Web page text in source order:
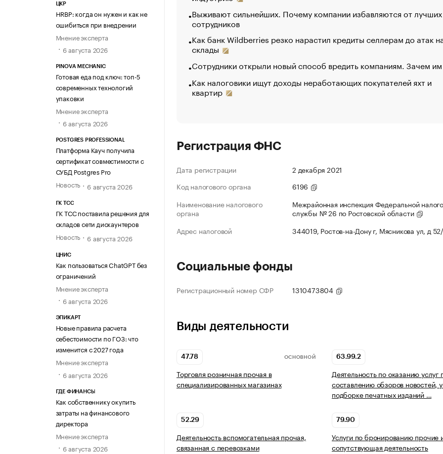
ЦКР
HRBP: когда он нужен и как не
ошибиться при внедрении
Мнение эксперта
6 августа 2026
PINOVA MECHANIC
Готовая еда под ключ: топ-5
современных технологий
упаковки
Мнение эксперта
6 августа 2026
POSTGRES PROFESSIONAL
Платформа Кауч получила
сертификат совместимости с
СУБД Postgres Pro
Новость
6 августа 2026
ГК ТСС
ГК ТСС поставила решения для
складов сети дискаунтеров
Новость
6 августа 2026
ЦНИС
Как пользоваться ChatGPT без
ограничений
Мнение эксперта
6 августа 2026
ЭПИКАРТ
Новые правила расчета
себестоимости по ГОЗ: что
изменится с 2027 года
Мнение эксперта
6 августа 2026
ГДЕ ФИНАНСЫ
Как собственнику окупить
затраты на финансового
директора
Мнение эксперта
6 августа 2026
Выживают сильнейших. Почему компании избавляются от лучших
сотрудников
Как банк Wildberries резко нарастил кредиты селлерам до атак
склады
Сотрудники открыли новый способ вредить компаниям. Зачем
Как налоговики ищут доходы неработающих покупателей яхт и
квартир
Регистрация ФНС
Дата регистрации
2 декабря 2021
Код налогового органа
6196
Наименование налогового
органа
Межрайонная инспекция Федеральной
службы № 26 по Ростовской области
Адрес налоговой
344019, Ростов-на-Дону г, Мясникова ул, д
Социальные фонды
Регистрационный номер СФР 1310473804
Виды деятельности
47.78 ОСНОВНОЙ
Торговля розничная прочая в
специализированных магазинах
63.99.2
Деятельность по оказанию услуг
составлению обзоров новостей,
подборке печатных изданий …
52.29
Деятельность вспомогательная прочая,
связанная с перевозками
79.90
Услуги по бронированию прочие
сопутствующая деятельность